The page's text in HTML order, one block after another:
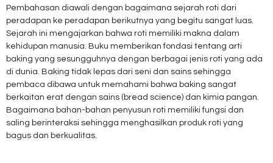
Pembahasan diawali dengan bagaimana sejarah roti dari
peradapan ke peradapan berikutnya yang begitu sangat luas.
Sejarah ini mengajarkan bahwa roti memiliki makna dalam
kehidupan manusia. Buku memberikan fondasi tentang arti
baking yang sesungguhnya dengan berbagai jenis roti yang ada
di dunia. Baking tidak lepas dari seni dan sains sehingga
pembaca dibawa untuk memahami bahwa baking sangat
berkaitan erat dengan sains (bread science) dan kimia pangan.
Bagaimana bahan-bahan penyusun roti memiliki fungsi dan
saling berinteraksi sehingga menghasilkan produk roti yang
bagus dan berkualitas.